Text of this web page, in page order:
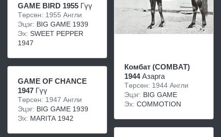
GAME BIRD 1955 Гүү
Төрсөн: 1955 Англи
Эцэг: BIG GAME 1939
Эх: SWEET PEPPER
1947
GAME OF CHANCE
1947 Гүү
Төрсөн: 1947 Англи
Эцэг: BIG GAME 1939
Эх: MARITA 1942
Комбат (COMBAT)
1944Азарга
Төрсөн: 1944 Англи
Эцэг: BIG GAME
Эх: COMMOTION